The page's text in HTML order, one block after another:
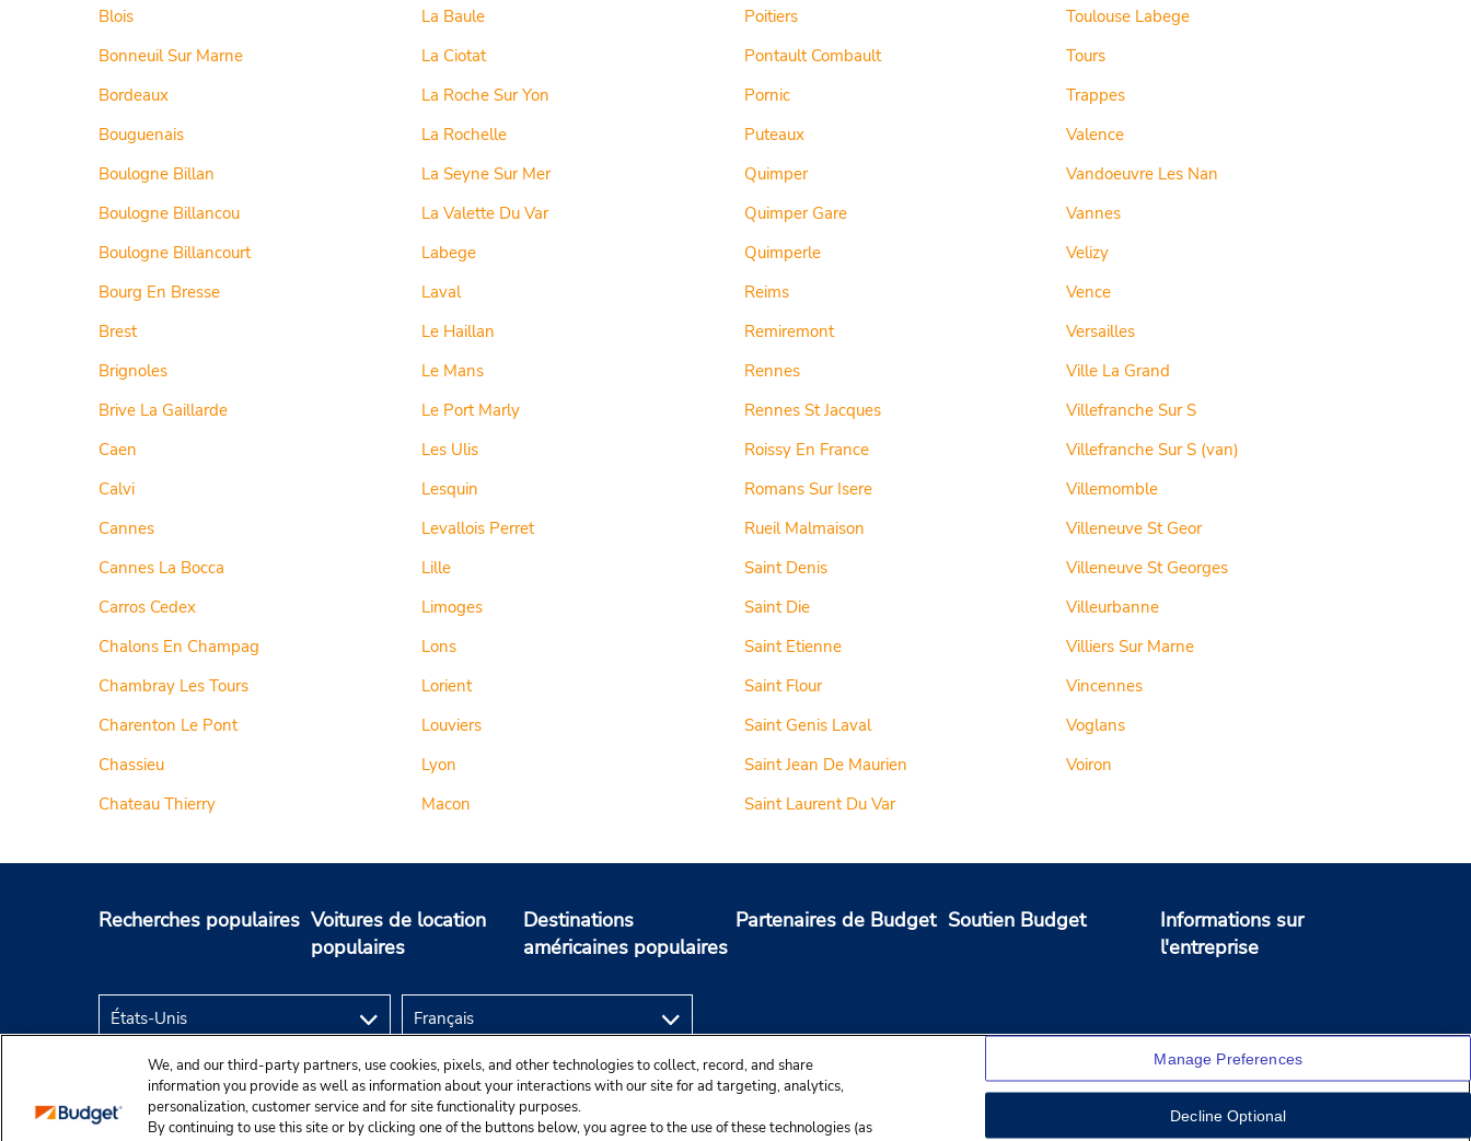
Blois
Bonneuil Sur Marne
Bordeaux
Bouguenais
Boulogne Billan
Boulogne Billancou
Boulogne Billancourt
Bourg En Bresse
Brest
Brignoles
Brive La Gaillarde
Caen
Calvi
Cannes
Cannes La Bocca
Carros Cedex
Chalons En Champag
Chambray Les Tours
Charenton Le Pont
Chassieu
Chateau Thierry
La Baule
La Ciotat
La Roche Sur Yon
La Rochelle
La Seyne Sur Mer
La Valette Du Var
Labege
Laval
Le Haillan
Le Mans
Le Port Marly
Les Ulis
Lesquin
Levallois Perret
Lille
Limoges
Lons
Lorient
Louviers
Lyon
Macon
Poitiers
Pontault Combault
Pornic
Puteaux
Quimper
Quimper Gare
Quimperle
Reims
Remiremont
Rennes
Rennes St Jacques
Roissy En France
Romans Sur Isere
Rueil Malmaison
Saint Denis
Saint Die
Saint Etienne
Saint Flour
Saint Genis Laval
Saint Jean De Maurien
Saint Laurent Du Var
Toulouse Labege
Tours
Trappes
Valence
Vandoeuvre Les Nan
Vannes
Velizy
Vence
Versailles
Ville La Grand
Villefranche Sur S
Villefranche Sur S (van)
Villemomble
Villeneuve St Geor
Villeneuve St Georges
Villeurbanne
Villiers Sur Marne
Vincennes
Voglans
Voiron
Recherches populaires Voitures de location
populaires
Destinations
américaines populaires
Partenaires de Budget Soutien Budget
Informations sur
l'entreprise
We, and our third-party partners, use cookies, pixels, and other technologies to collect, record, and share
information you provide as well as information about your interactions with our site for ad targeting, analytics,
personalization, customer service and for site functionality purposes.
By continuing to use this site or by clicking one of the buttons below, you agree to the use of these technologies (as
Manage Preferences
Decline Optional